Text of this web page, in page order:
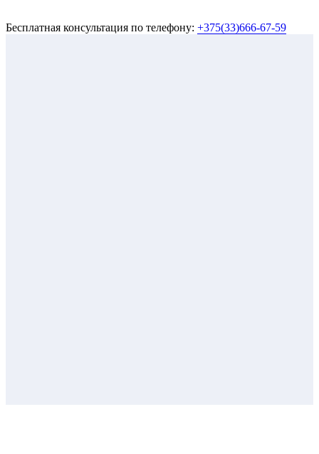
Бесплатная консультация по телефону: +375(33)666-67-59